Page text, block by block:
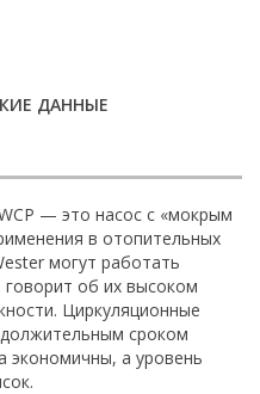
ДАННЫЕ
— это насос с «мокрым
в отопительных
могут работать
об их высоком
Циркуляционные
сроком
экономичны, а уровень